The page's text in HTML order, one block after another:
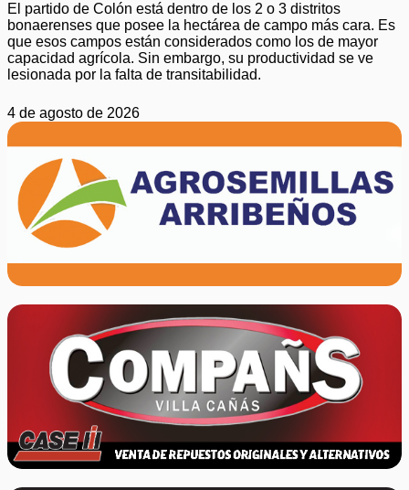
El partido de Colón está dentro de los 2 o 3 distritos
bonaerenses que posee la hectárea de campo más cara. Es
que esos campos están considerados como los de mayor
capacidad agrícola. Sin embargo, su productividad se ve
lesionada por la falta de transitabilidad.
4 de agosto de 2026